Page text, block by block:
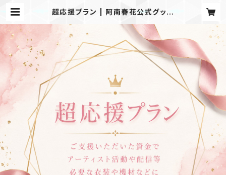
超応援プラン | 阿南春花公式グッズ